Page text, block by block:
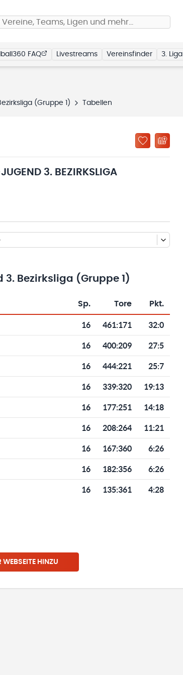
Vereine, Teams, Ligen und mehr…
FAQ Livestreams Vereinsfinder 3. Liga
(Gruppe 1) Tabellen
3. BEZIRKSLIGA
Bezirksliga (Gruppe 1)
Sp. Tore Pkt.
16 461:171 32:0
16 400:209 27:5
16 444:221 25:7
16 339:320 19:13
16 177:251 14:18
16 208:264 11:21
16 167:360 6:26
16 182:356 6:26
16 135:361 4:28
WEBSEITE HINZU